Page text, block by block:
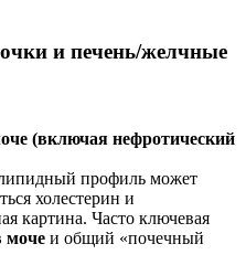
и печень/желчные
(включая нефротический
профиль может
холестерин и
картина. Часто ключевая
моче и общий «почечный